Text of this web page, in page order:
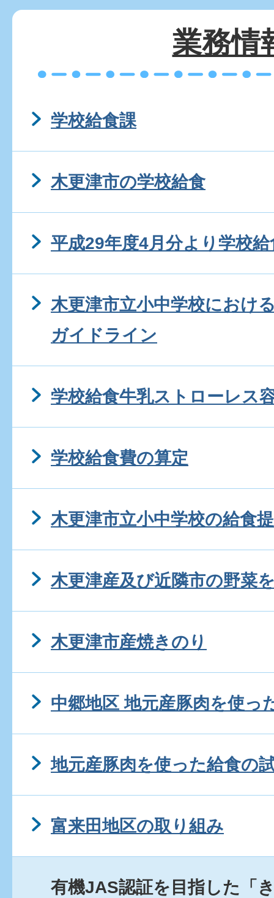
業務情
学校給食課
木更津市の学校給食
平成29年度4月分より学校
木更津市立小中学校におけ
ガイドライン
学校給食牛乳ストローレス
学校給食費の算定
木更津市立小中学校の給食
木更津産及び近隣市の野菜
木更津市産焼きのり
中郷地区 地元産豚肉を使っ
地元産豚肉を使った給食の
富来田地区の取り組み
有機JAS認証を目指した「